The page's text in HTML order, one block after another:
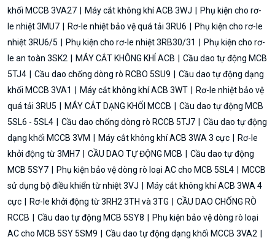
khối MCCB 3VA27
Máy cắt không khí ACB 3WJ
Phụ kiện cho rơ-
le nhiệt 3MU7
Rơ-le nhiệt bảo vệ quá tải 3RU6
Phụ kiện cho rơ-le
nhiệt 3RU6/5
Phụ kiện cho rơ-le nhiệt 3RB30/31
Phụ kiện cho rơ-
le an toàn 3SK2
MÁY CẮT KHÔNG KHÍ ACB
Cầu dao tự động MCB
5TJ4
Cầu dao chống dòng rò RCBO 5SU9
Cầu dao tự động dạng
khối MCCB 3VA1
Máy cắt không khí ACB 3WT
Rơ-le nhiệt bảo vệ
quá tải 3RU5
MÁY CẮT DẠNG KHỐI MCCB
Cầu dao tự động MCB
5SL6 - 5SL4
Cầu dao chống dòng rò RCCB 5TJ7
Cầu dao tự động
dạng khối MCCB 3VM
Máy cắt không khí ACB 3WA 3 cực
Rơ-le
khởi động từ 3MH7
CẦU DAO TỰ ĐỘNG MCB
Cầu dao tự động
MCB 5SY7
Phụ kiện bảo vệ dòng rò loại AC cho MCB 5SL4
MCCB
sử dụng bộ điều khiển từ nhiệt 3VJ
Máy cắt không khí ACB 3WA 4
cực
Rơ-le khởi động từ 3RH2 3TH và 3TG
CẦU DAO CHỐNG RÒ
RCCB
Cầu dao tự động MCB 5SY8
Phụ kiện bảo vệ dòng rò loại
AC cho MCB 5SY 5SM9
Cầu dao tự động dạng khối MCCB 3VA2